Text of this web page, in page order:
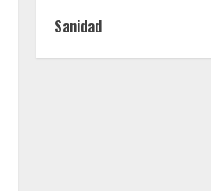
Sanidad